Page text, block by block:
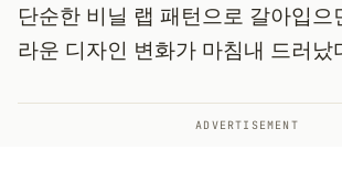
단순한 비닐 랩 패턴으로 갈아입으
라운 디자인 변화가 마침내 드러났
ADVERTISEMENT